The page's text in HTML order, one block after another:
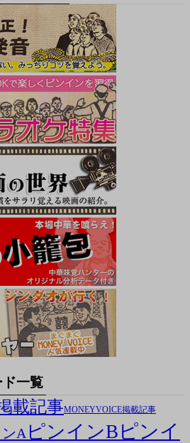
ド一覧
載記事MONEYVOICE掲載記事
A ピンインB ピンイ